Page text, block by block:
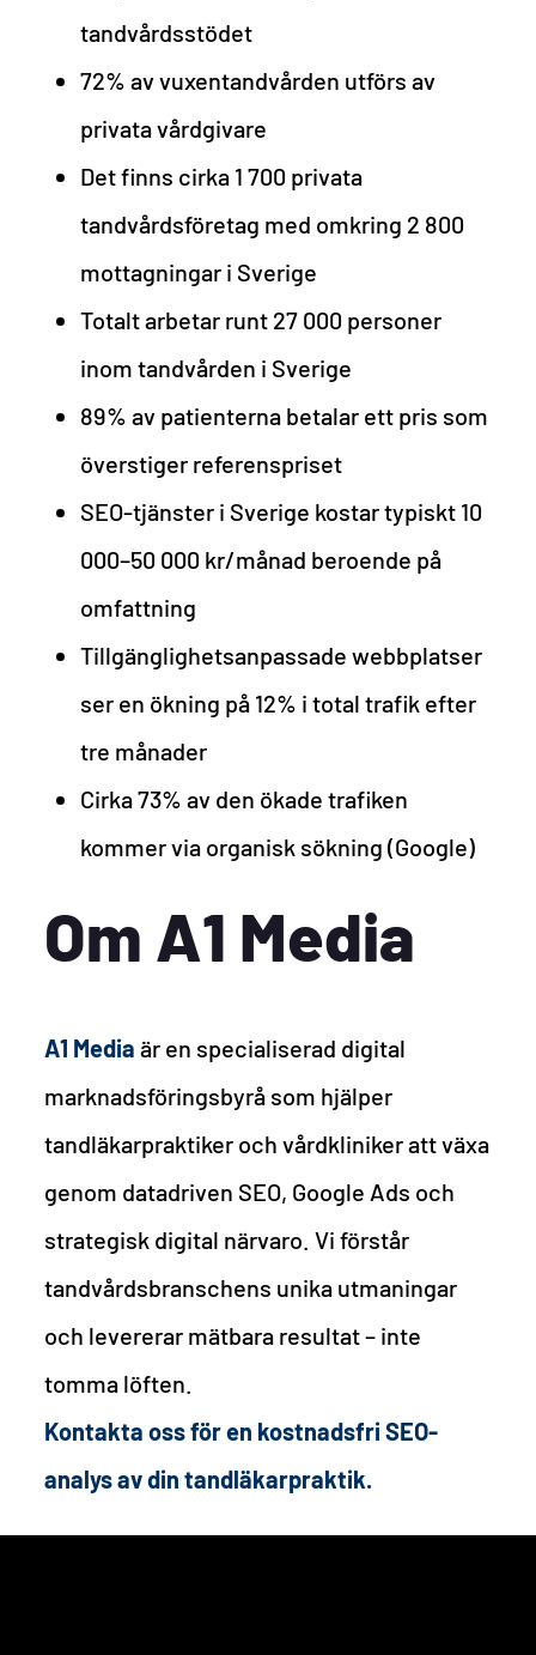
tandvårdsstödet
72% av vuxentandvården utförs av
privata vårdgivare
Det finns cirka 1 700 privata
tandvårdsföretag med omkring 2 800
mottagningar i Sverige
Totalt arbetar runt 27 000 personer
inom tandvården i Sverige
89% av patienterna betalar ett pris som
överstiger referenspriset
SEO-tjänster i Sverige kostar typiskt 10
000–50 000 kr/månad beroende på
omfattning
Tillgänglighetsanpassade webbplatser
ser en ökning på 12% i total trafik efter
tre månader
Cirka 73% av den ökade trafiken
kommer via organisk sökning (Google)
Om A1 Media
A1 Media är en specialiserad digital
marknadsföringsbyrå som hjälper
tandläkarpraktiker och vårdkliniker att växa
genom datadriven SEO, Google Ads och
strategisk digital närvaro. Vi förstår
tandvårdsbranschens unika utmaningar
och levererar mätbara resultat – inte
tomma löften.
Kontakta oss för en kostnadsfri SEO-
analys av din tandläkarpraktik.